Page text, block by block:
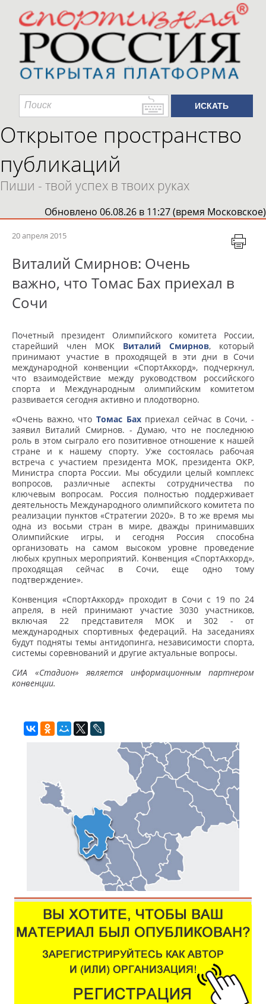
Открытое пространство
публикаций
Пиши - твой успех в твоих руках
Обновлено 06.08.26 в 11:27 (время Московское)
20 апреля 2015
Виталий Смирнов: Очень
важно, что Томас Бах приехал в
Сочи
Почетный президент Олимпийского комитета России,
старейший член МОК Виталий Смирнов, который
принимают участие в проходящей в эти дни в Сочи
международной конвенции «СпортАккорд», подчеркнул,
что взаимодействие между руководством российского
спорта и Международным олимпийским комитетом
развивается сегодня активно и плодотворно.
«Очень важно, что Томас Бахприехал сейчас в Сочи, -
заявил Виталий Смирнов. - Думаю, что не последнюю
роль в этом сыграло его позитивное отношение к нашей
стране и к нашему спорту. Уже состоялась рабочая
встреча с участием президента МОК, президента ОКР,
Министра спорта России. Мы обсудили целый комплекс
вопросов, различные аспекты сотрудничества по
ключевым вопросам. Россия полностью поддерживает
деятельность Международного олимпийского комитета по
реализации пунктов «Стратегии 2020». В то же время мы
одна из восьми стран в мире, дважды принимавших
Олимпийские игры, и сегодня Россия способна
организовать на самом высоком уровне проведение
любых крупных мероприятий. Конвенция «СпортАккорд»,
проходящая сейчас в Сочи, еще одно тому
подтверждение».
Конвенция «СпортАккорд» проходит в Сочи с 19 по 24
апреля, в ней принимают участие 3030 участников,
включая 22 представителя МОК и 302 - от
международных спортивных федераций. На заседаниях
будут подняты темы антидопинга, независимости спорта,
системы соревнований и другие актуальные вопросы.
СИА «Стадион» является информационным партнером
конвенции.